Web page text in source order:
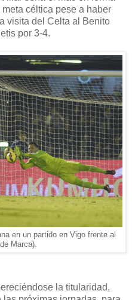
céltica pese a haber
visita del Celta al Benito
por 3-4.
en un partido en Vigo frente al
Marca).
la titularidad,